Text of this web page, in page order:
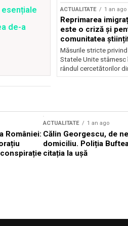
de-a
ACTUALITATE 1 an ago
Reprimarea
este o criză și
comunitatea
Măsurile stricte
Statele Unite stârnesc
rândul cercetătorilor
României:
ACTUALITATE 1 an ago
Călin Georgescu, de
domiciliu. Poliția
citația la ușă